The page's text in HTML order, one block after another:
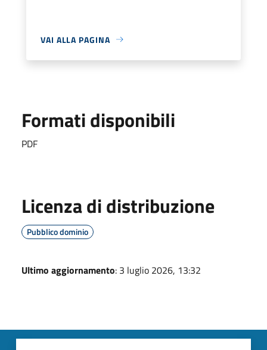
VAI ALLA PAGINA
Formati disponibili
PDF
Licenza di distribuzione
Pubblico dominio
Ultimo aggiornamento: 3 luglio 2026, 13:32